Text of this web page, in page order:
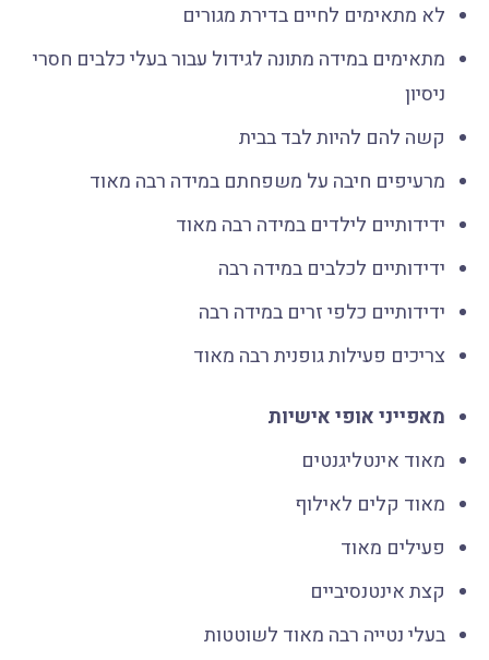
לא מתאימים לחיים בדירת מגורים
מתאימים במידה מתונה לגידול עבור בעלי כלבים חסרי
ניסיון
קשה להם להיות לבד בבית
מרעיפים חיבה על משפחתם במידה רבה מאוד
ידידותיים לילדים במידה רבה מאוד
ידידותיים לכלבים במידה רבה
ידידותיים כלפי זרים במידה רבה
צריכים פעילות גופנית רבה מאוד
מאפייני אופי אישיות
מאוד אינטליגנטים
מאוד קלים לאילוף
פעילים מאוד
קצת אינטנסיביים
בעלי נטייה רבה מאוד לשוטטות